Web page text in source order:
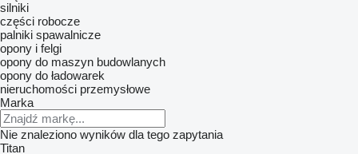
silniki
części robocze
palniki spawalnicze
opony i felgi
opony do maszyn budowlanych
opony do ładowarek
nieruchomości przemysłowe
Marka
Nie znaleziono wyników dla tego zapytania
Titan